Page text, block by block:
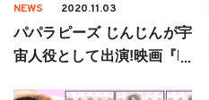
NEWS 2020.11.03
パパラピーズ じんじんが宇
宙人役として出演!映画『MI